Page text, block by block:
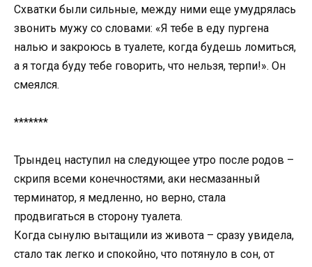
Схватки были сильные, между ними еще умудрялась
звонить мужу со словами: «Я тебе в еду пургена
налью и закроюсь в туалете, когда будешь ломиться,
а я тогда буду тебе говорить, что нельзя, терпи!». Он
смеялся.
*******
Трындец наступил на следующее утро после родов –
скрипя всеми конечностями, аки несмазанный
терминатор, я медленно, но верно, стала
продвигаться в сторону туалета.
Когда сынулю вытащили из живота – сразу увидела,
стало так легко и спокойно, что потянуло в сон, от